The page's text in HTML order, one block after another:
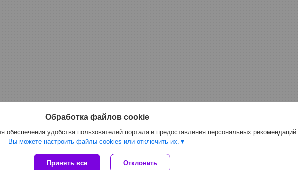
Сайт создан на платформе Deal.by
Обработка файлов cookie
удобства пользователей портала и предоставления персональных рекомендаций.
Вы можете настроить файлы cookies или отключить их.
Принять все Отклонить